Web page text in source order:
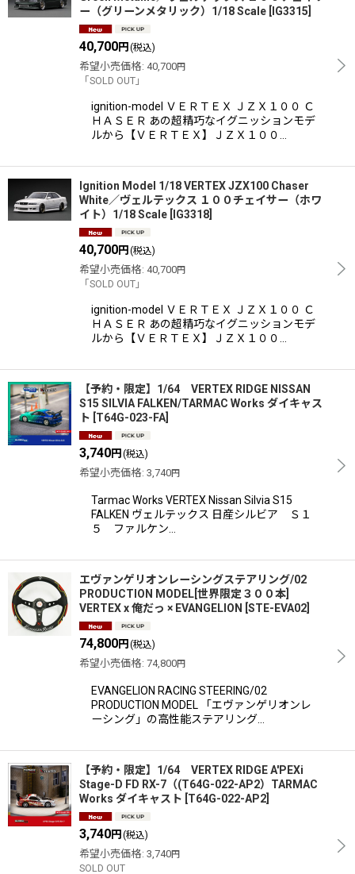
ー（グリーンメタリック）1/18 Scale
IG3315
40,700円 (税込)
希望小売価格: 40,700円
「SOLD OUT」
ignition-model ＶＥＲＴＥＸ ＪＺＸ１００ Ｃ
ＨＡＳＥＲ あの超精巧なイグニッションモデ
ルから【ＶＥＲＴＥＸ】ＪＺＸ１００…
Ignition Model 1/18 VERTEX JZX100 Chaser
White／ヴェルテックス １００チェイサー（ホワ
イト）1/18 Scale
IG3318
40,700円 (税込)
希望小売価格: 40,700円
「SOLD OUT」
ignition-model ＶＥＲＴＥＸ ＪＺＸ１００ Ｃ
ＨＡＳＥＲ あの超精巧なイグニッションモデ
ルから【ＶＥＲＴＥＸ】ＪＺＸ１００…
【予約・限定】1/64 VERTEX RIDGE NISSAN
S15 SILVIA FALKEN/TARMAC Works ダイキャス
ト T64G-023-FA
3,740円 (税込)
希望小売価格: 3,740円
Tarmac Works VERTEX Nissan Silvia S15
FALKEN ヴェルテックス 日産シルビア Ｓ１
５ ファルケン…
エヴァンゲリオンレーシングステアリング/02
PRODUCTION MODEL[世界限定３００本]
VERTEX x 俺だっ × EVANGELION
STE-EVA02
74,800円 (税込)
希望小売価格: 74,800円
EVANGELION RACING STEERING/02
PRODUCTION MODEL 「エヴァンゲリオンレ
ーシング」の高性能ステアリング…
【予約・限定】1/64 VERTEX RIDGE A'PEXi
Stage-D FD RX-7（(T64G-022-AP2）TARMAC
Works ダイキャスト T64G-022-AP2
3,740円 (税込)
希望小売価格: 3,740円
SOLD OUT